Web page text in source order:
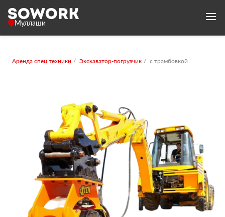
Муллаши
Аренда спец.техники Экскаватор-погрузчик с трамбовкой